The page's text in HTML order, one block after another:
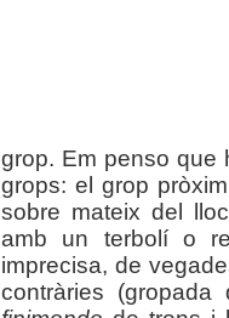
grop. Em penso que
grops: el grop
sobre mateix del
amb un terbolí o
imprecisa, de
contràries (gropada